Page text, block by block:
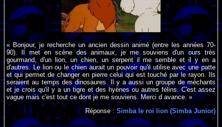
« Bonjour, je recherche un ancien dessin animé (entre les années 70-
90). Il met en scène des animaux, je me souviens d'un ours très
gourmand, d'un lion, un chien, un serpent il me semble et il y en a
d'autres. Le lion ou le chien aurait un pouvoir qu'il utilise avec une patte
et qui permet de changer en pierre celui qui est touché par le rayon. Ils
seraient au temps des dinosaures. Il y a aussi un groupe de méchants
et je crois qu'il y a un tigre et des hyènes ou autres félins. C'est assez
vague mais c'est tout ce dont je me souviens. Merci d avance. »
Réponse : Simba le roi lion (Simba Junior)